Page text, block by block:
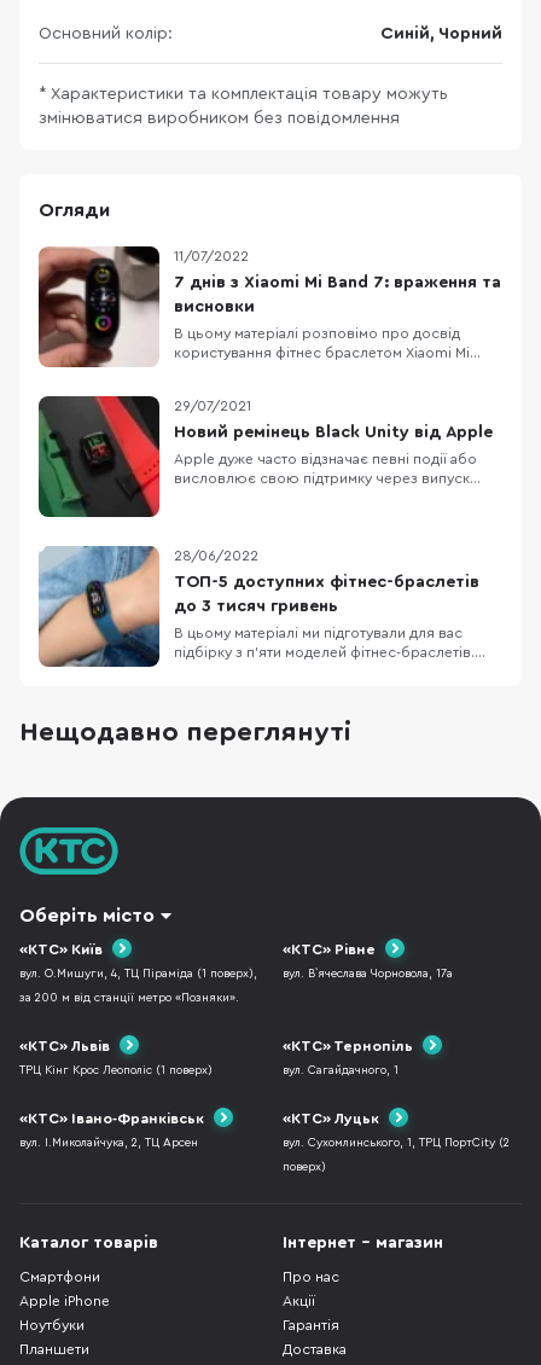
Основний колір: Синій, Чорний
* Характеристики та комплектація товару можуть
змінюватися виробником без повідомлення
Огляди
11/07/2022
7 днів з Xiaomi Mi Band 7: враження та
висновки
В цьому матеріалі розповімо про досвід
користування фітнес браслетом Xiaomi Mi
порівнювали його з попереднім поколінням
— Mi Band 6, а зараз детальніше про те, як Mi
ДИЗАЙН І КОМПЛЕКТАЦ
29/07/2021
Новий ремінець Black Unity від Apple
Apple дуже часто відзначає певні події або
висловлює свою підтримку через випуск
ремінець під назвою Black Unity. Він є
даниною поваги до історії Чорного
континенту. Між іншим, його
28/06/2022
ТОП-5 доступних фітнес-браслетів
до 3 тисяч гривень
В цьому матеріалі ми підготували для вас
підбірку з п’яти моделей фітнес-браслетів.
виробниками, як смарт-годинники, а не
фітнес-браслети, але насправді — це фітнес-
Нещодавно переглянуті
Оберіть місто
«КТС» Київ
вул. О.Мишуги, 4, ТЦ Піраміда (1 поверх),
за 200 м від станції метро «Позняки».
«КТС» Рівне
вул. В`ячеслава Чорновола, 17а
«КТС» Львів
ТРЦ Кінг Крос Леополіс (1 поверх)
«КТС» Тернопіль
вул. Сагайдачного, 1
«КТС» Івано-Франківськ
вул. І.Миколайчука, 2, ТЦ Арсен
«КТС» Луцьк
вул. Сухомлинського, 1, ТРЦ ПортCity (2
поверх)
Каталог товарів
Смартфони
Apple iPhone
Ноутбуки
Планшети
Інтернет - магазин
Про нас
Акції
Гарантія
Доставка